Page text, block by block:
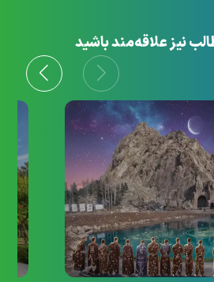
نیز علاقه‌مند باشید